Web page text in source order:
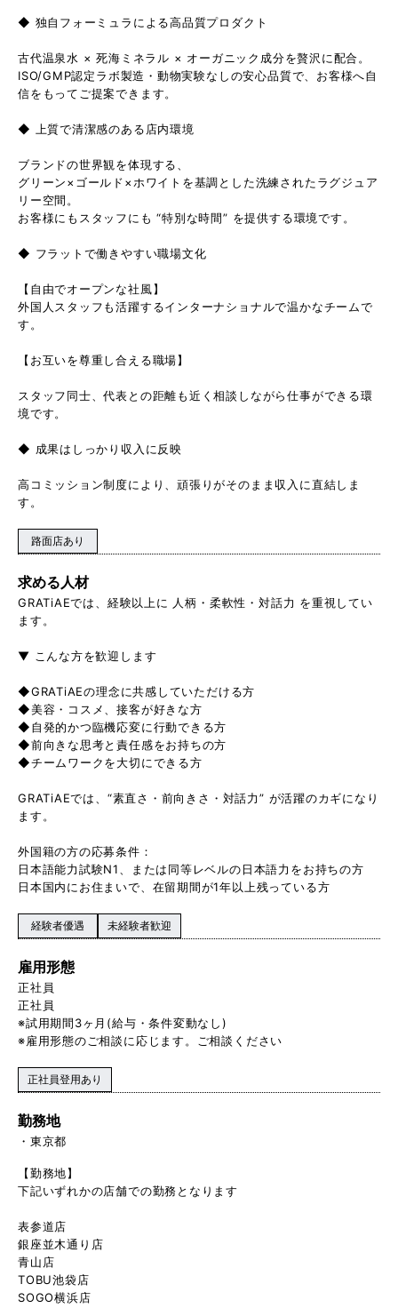
◆ 独自フォーミュラによる高品質プロダクト
古代温泉水 × 死海ミネラル × オーガニック成分を贅沢に配合。
ISO/GMP認定ラボ製造・動物実験なしの安心品質で、お客様へ自
信をもってご提案できます。
◆ 上質で清潔感のある店内環境
ブランドの世界観を体現する、
グリーン×ゴールド×ホワイトを基調とした洗練されたラグジュア
リー空間。
お客様にもスタッフにも “特別な時間” を提供する環境です。
◆ フラットで働きやすい職場文化
【自由でオープンな社風】
外国人スタッフも活躍するインターナショナルで温かなチームで
す。
【お互いを尊重し合える職場】
スタッフ同士、代表との距離も近く相談しながら仕事ができる環
境です。
◆ 成果はしっかり収入に反映
高コミッション制度により、頑張りがそのまま収入に直結しま
す。
路面店あり
求める人材
GRATiAEでは、経験以上に 人柄・柔軟性・対話力 を重視してい
ます。
▼ こんな方を歓迎します
◆GRATiAEの理念に共感していただける方
◆美容・コスメ、接客が好きな方
◆自発的かつ臨機応変に行動できる方
◆前向きな思考と責任感をお持ちの方
◆チームワークを大切にできる方
GRATiAEでは、“素直さ・前向きさ・対話力” が活躍のカギになり
ます。
外国籍の方の応募条件：
日本語能力試験N1、または同等レベルの日本語力をお持ちの方
日本国内にお住まいで、在留期間が1年以上残っている方
経験者優遇 未経験者歓迎
雇用形態
正社員
正社員
※試用期間3ヶ月(給与・条件変動なし)
※雇用形態のご相談に応じます。ご相談ください
正社員登用あり
勤務地
東京都
【勤務地】
下記いずれかの店舗での勤務となります
表参道店
銀座並木通り店
青山店
TOBU池袋店
SOGO横浜店